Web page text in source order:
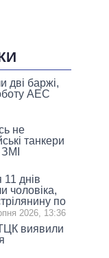
дві баржі,
АЕС
не
танкери
11 днів
чоловіка,
по
2026, 13:36
виявили